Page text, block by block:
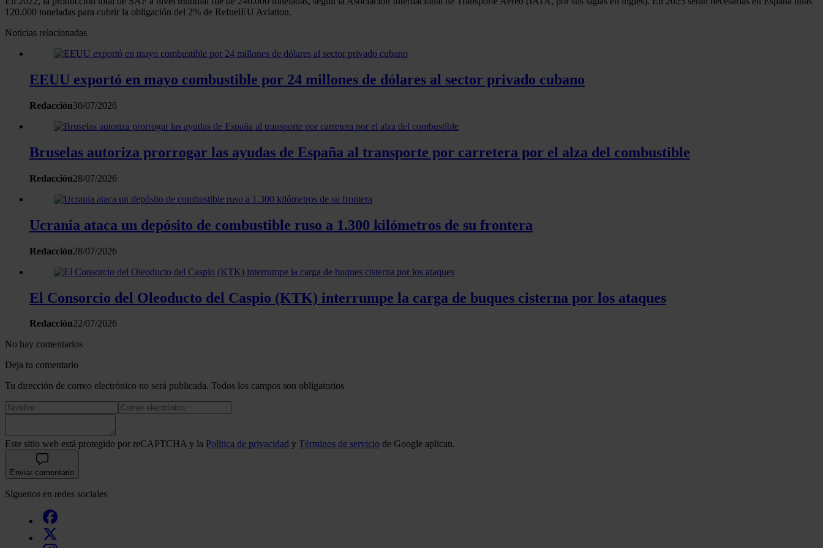
120.000 toneladas para cubrir la obligación del 2% de RefuelEU Aviation.
Noticias relacionadas
EEUU exportó en mayo combustible por 24 millones de dólares al sector privado cubano
Redacción30/07/2026
Bruselas autoriza prorrogar las ayudas de España al transporte por carretera por el alza del combustible
Redacción28/07/2026
Ucrania ataca un depósito de combustible ruso a 1.300 kilómetros de su frontera
Redacción28/07/2026
El Consorcio del Oleoducto del Caspio (KTK) interrumpe la carga de buques cisterna por los ataques
Redacción22/07/2026
No hay comentarios
Deja tu comentario
Tu dirección de correo electrónico no será publicada. Todos los campos son obligatorios
Este sitio web está protegido por reCAPTCHA y la Política de privacidad y Términos de servicio de Google aplican.
Enviar comentario
Síguenos en redes sociales